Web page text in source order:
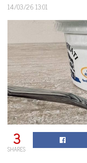
14/03/26 13:01
3
SHARES